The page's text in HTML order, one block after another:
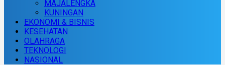
MAJALENGKA
KUNINGAN
EKONOMI & BISNIS
KESEHATAN
OLAHRAGA
TEKNOLOGI
NASIONAL